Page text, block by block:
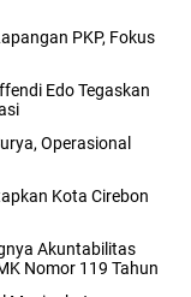
PKP, Fokus
Edo Tegaskan
Operasional
Kota Cirebon
Akuntabilitas
Nomor 119 Tahun